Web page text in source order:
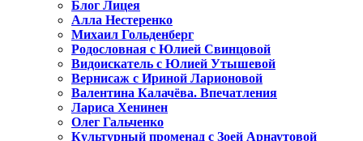
Блог Лицея
Алла Нестеренко
Михаил Гольденберг
Родословная с Юлией Свинцовой
Видоискатель с Юлией Утышевой
Вернисаж с Ириной Ларионовой
Валентина Калачёва. Впечатления
Лариса Хенинен
Олег Гальченко
Культурный променад с Зоей Арнаутовой